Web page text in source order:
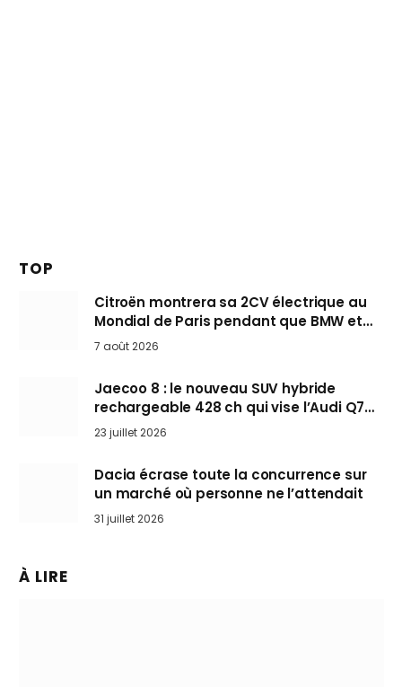
TOP
Citroën montrera sa 2CV électrique au
Mondial de Paris pendant que BMW et
Mini désertent le salon
7 août 2026
Jaecoo 8 : le nouveau SUV hybride
rechargeable 428 ch qui vise l’Audi Q7
arrive en Europe cet automne
23 juillet 2026
Dacia écrase toute la concurrence sur
un marché où personne ne l’attendait
31 juillet 2026
À LIRE